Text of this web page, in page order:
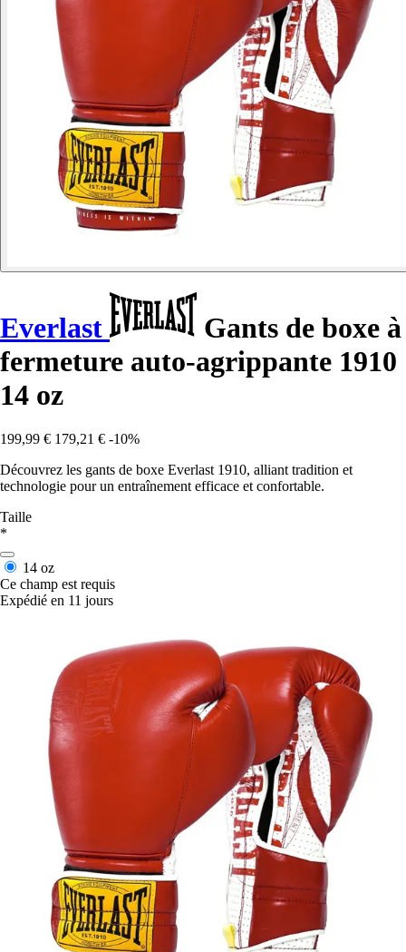
Everlast
Gants de boxe à
fermeture auto-agrippante 1910
14 oz
199,99 € 179,21 € -10%
Découvrez les gants de boxe Everlast 1910, alliant tradition et
technologie pour un entraînement efficace et confortable.
Taille
*
14 oz
Ce champ est requis
Expédié en 11 jours